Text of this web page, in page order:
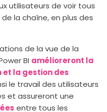
utilisateurs de voir tous
la chaîne, en plus des
de la vue de la
BI amélioreront la
la gestion des
le travail des utilisateurs
et assureront une
entre tous les